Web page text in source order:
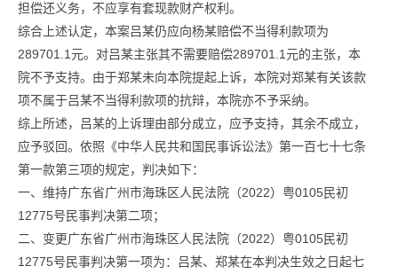
担偿还义务，不应享有套现款财产权利。
综合上述认定，本案吕某仍应向杨某赔偿不当得利款项为
289701.1元。对吕某主张其不需要赔偿289701.1元的主张，本
院不予支持。由于郑某未向本院提起上诉，本院对郑某有关该款
项不属于吕某不当得利款项的抗辩，本院亦不予采纳。
综上所述，吕某的上诉理由部分成立，应予支持，其余不成立，
应予驳回。依照《中华人民共和国民事诉讼法》第一百七十七条
第一款第三项的规定，判决如下：
一、维持广东省广州市海珠区人民法院（2022）粤0105民初
12775号民事判决第二项；
二、变更广东省广州市海珠区人民法院（2022）粤0105民初
12775号民事判决第一项为：吕某、郑某在本判决生效之日起七